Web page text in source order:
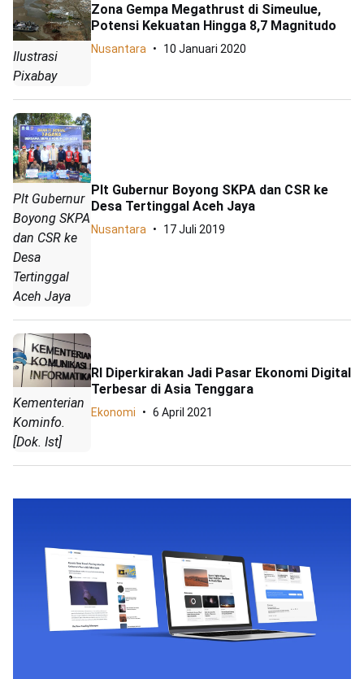
Ilustrasi
Pixabay
Zona Gempa Megathrust di Simeulue,
Potensi Kekuatan Hingga 8,7 Magnitudo
Nusantara 10 Januari 2020
Plt Gubernur
Boyong SKPA
dan CSR ke
Desa
Tertinggal
Aceh Jaya
Plt Gubernur Boyong SKPA dan CSR ke
Desa Tertinggal Aceh Jaya
Nusantara 17 Juli 2019
Kementerian
Kominfo.
[Dok. Ist]
RI Diperkirakan Jadi Pasar Ekonomi Digital
Terbesar di Asia Tenggara
Ekonomi 6 April 2021